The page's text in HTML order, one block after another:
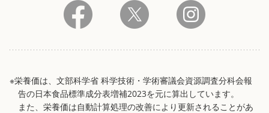
※栄養価は、文部科学省 科学技術・学術審議会資源調査分科会報
告の日本食品標準成分表増補2023を元に算出しています。
また、栄養価は自動計算処理の改善により更新されることがあ